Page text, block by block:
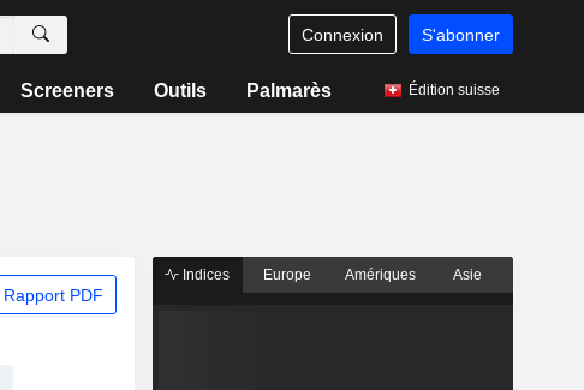
Connexion S'abonner
Screeners Outils Palmarès Édition suisse
Rapport PDF
Indices Europe Amériques Asie